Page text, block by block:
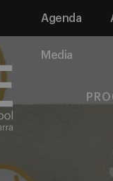
Agenda
Media